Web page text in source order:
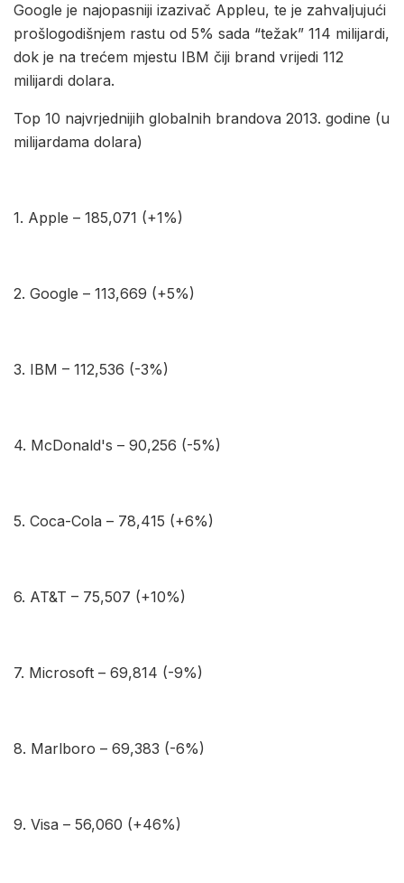
Google je najopasniji izazivač Appleu, te je zahvaljujući
prošlogodišnjem rastu od 5% sada “težak” 114 milijardi,
dok je na trećem mjestu IBM čiji brand vrijedi 112
milijardi dolara.
Top 10 najvrjednijih globalnih brandova 2013. godine (u
milijardama dolara)
1. Apple – 185,071 (+1%)
2. Google – 113,669 (+5%)
3. IBM – 112,536 (-3%)
4. McDonald's – 90,256 (-5%)
5. Coca-Cola – 78,415 (+6%)
6. AT&T – 75,507 (+10%)
7. Microsoft – 69,814 (-9%)
8. Marlboro – 69,383 (-6%)
9. Visa – 56,060 (+46%)